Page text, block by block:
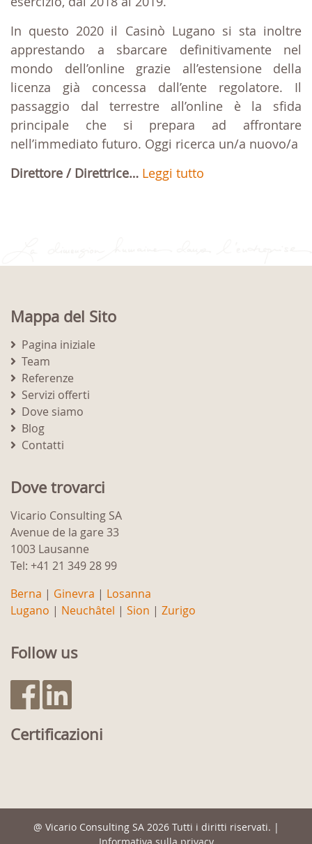
In questo 2020 il Casinò Lugano si sta inoltre
apprestando a sbarcare definitivamente nel
mondo dell’online grazie all’estensione della
licenza già concessa dall’ente regolatore. Il
passaggio dal terrestre all’online è la sfida
principale che si prepara ad affrontare
nell’immediato futuro. Oggi ricerca un/a nuovo/a
Direttore / Direttrice… Leggi tutto
Mappa del Sito
Pagina iniziale
Team
Referenze
Servizi offerti
Dove siamo
Blog
Contatti
Dove trovarci
Vicario Consulting SA
Avenue de la gare 33
1003 Lausanne
Tel: +41 21 349 28 99
Berna | Ginevra | Losanna
Lugano | Neuchâtel | Sion | Zurigo
Follow us
Certificazioni
@ Vicario Consulting SA2026 Tutti i diritti riservati. |